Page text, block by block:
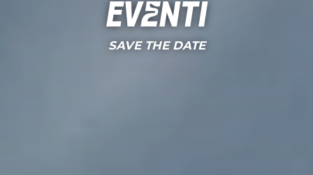
Eventi
SAVE THE DATE